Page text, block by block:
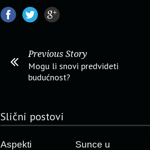
Previous Story
Mogu li snovi predvideti
budućnost?
Slični postovi
Aspekti
Sunce u